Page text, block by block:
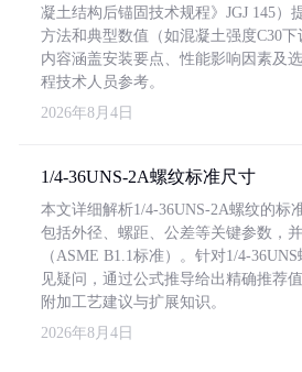
凝土结构后锚固技术规程》JGJ 145）
方法和典型数值（如混凝土强度C30下
内容涵盖安装要点、性能影响因素及
程技术人员参考。
2026年8月4日
1/4-36UNS-2A螺纹标准尺寸
本文详细解析1/4-36UNS-2A螺纹的标
包括外径、螺距、公差等关键参数，
（ASME B1.1标准）。针对1/4-
见疑问，通过公式推导给出精确推荐
附加工艺建议与扩展知识。
2026年8月4日